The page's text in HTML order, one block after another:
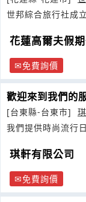
世邦綜合旅行社成
花蓮高爾夫假
免費詢價
歡迎來到我們的
[台東縣-台東市]
我們提供時尚流行
琪軒有限公司
免費詢價